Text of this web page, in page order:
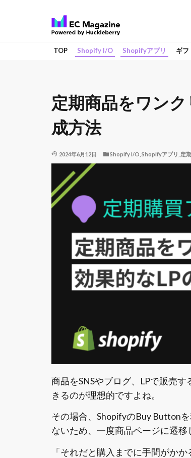
TOP Shopify I/O Shopifyアプリ ギフ
定期商品をワン
成方法
2024年6月12日 Shopify I/O Shopifyアプリ 定
商品をSNSやブログ、LPで販売
きるのが理想的ですよね。
その場合、ShopifyのBuy Button
ないため、一度商品ページに遷移
「それだと購入までに手間がか